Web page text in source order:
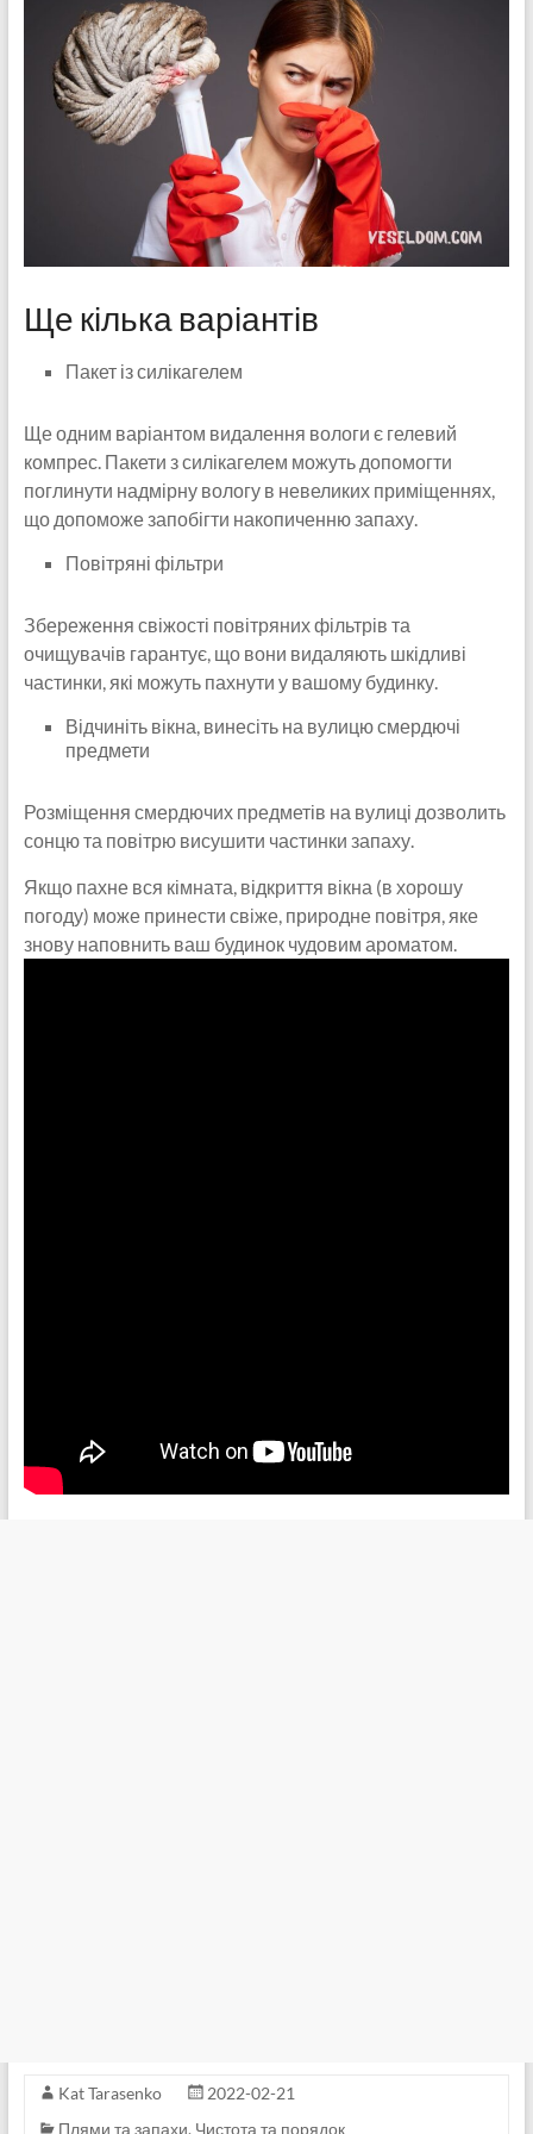
Ще кілька варіантів
Пакет із силікагелем
Ще одним варіантом видалення вологи є гелевий
компрес. Пакети з силікагелем можуть допомогти
поглинути надмірну вологу в невеликих приміщеннях,
що допоможе запобігти накопиченню запаху.
Повітряні фільтри
Збереження свіжості повітряних фільтрів та
очищувачів гарантує, що вони видаляють шкідливі
частинки, які можуть пахнути у вашому будинку.
Відчиніть вікна, винесіть на вулицю смердючі
предмети
Розміщення смердючих предметів на вулиці дозволить
сонцю та повітрю висушити частинки запаху.
Якщо пахне вся кімната, відкриття вікна (в хорошу
погоду) може принести свіже, природне повітря, яке
знову наповнить ваш будинок чудовим ароматом.
Kat Tarasenko
2022-02-21
Плями та запахи, Чистота та порядок